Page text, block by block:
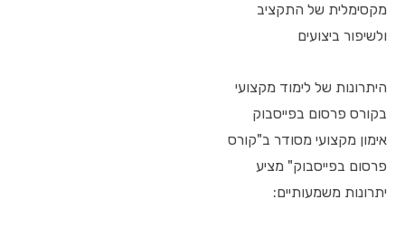
מקסימלית של התקציב
ולשיפור ביצועים
היתרונות של לימוד מקצועי
בקורס פרסום בפייסבוק
אימון מקצועי מסודר ב"קורס
פרסום בפייסבוק" מציע
יתרונות משמעותיים: